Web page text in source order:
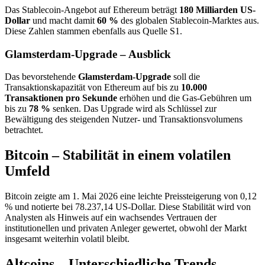
Das Stablecoin-Angebot auf Ethereum beträgt 180 Milliarden US-
Dollar und macht damit 60 % des globalen Stablecoin-Marktes aus.
Diese Zahlen stammen ebenfalls aus Quelle S1.
Glamsterdam-Upgrade – Ausblick
Das bevorstehende Glamsterdam-Upgrade soll die
Transaktionskapazität von Ethereum auf bis zu 10.000
Transaktionen pro Sekunde erhöhen und die Gas-Gebühren um
bis zu 78 % senken. Das Upgrade wird als Schlüssel zur
Bewältigung des steigenden Nutzer- und Transaktionsvolumens
betrachtet.
Bitcoin – Stabilität in einem volatilen
Umfeld
Bitcoin zeigte am 1. Mai 2026 eine leichte Preissteigerung von 0,12
% und notierte bei 78.237,14 US-Dollar. Diese Stabilität wird von
Analysten als Hinweis auf ein wachsendes Vertrauen der
institutionellen und privaten Anleger gewertet, obwohl der Markt
insgesamt weiterhin volatil bleibt.